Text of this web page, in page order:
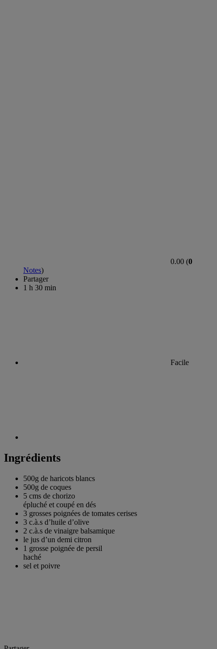
0.00 (0
Notes)
Partager
1 h 30 min
Facile
Ingrédients
500g de haricots blancs
500g de coques
5 cms de chorizo
épluché et coupé en dés
3 grosses poignées de tomates cerises
3 c.à.s d’huile d’olive
2 c.à.s de vinaigre balsamique
le jus d’un demi citron
1 grosse poignée de persil
haché
sel et poivre